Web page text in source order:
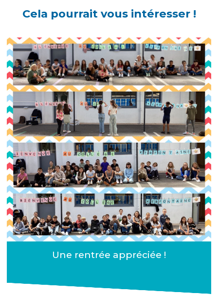
Cela pourrait vous intéresser !
Une rentrée appréciée !